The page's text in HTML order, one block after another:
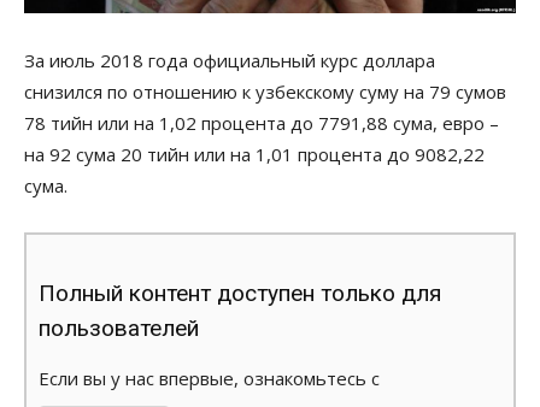
За июль 2018 года официальный курс доллара
снизился по отношению к узбекскому суму на 79 сумов
78 тийн или на 1,02 процента до 7791,88 сума, евро –
на 92 сума 20 тийн или на 1,01 процента до 9082,22
сума.
Полный контент доступен только для
пользователей
Если вы у нас впервые, ознакомьтесь с